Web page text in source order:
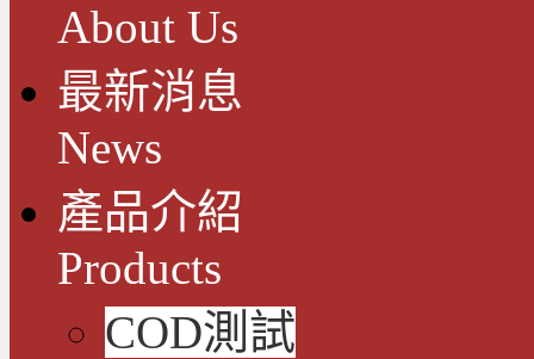
About Us
最新消息
News
產品介紹
Products
COD測試